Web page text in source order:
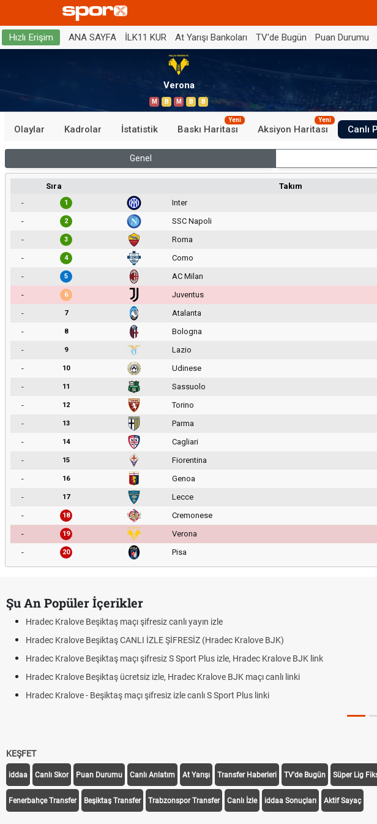
Hızlı Erişim ANA SAYFA İLK11 KUR At Yarışı Bankoları TV'de Bugün Puan Durumu
Verona
M B M B B
Olaylar Kadrolar İstatistik Baskı Haritası
Yeni
Aksiyon Haritası
Yeni
Canlı
Genel
Sıra Takım
-
1 Inter
-
2 SSC Napoli
-
3 Roma
-
4 Como
-
5 AC Milan
-
6 Juventus
-
7 Atalanta
-
8 Bologna
-
9 Lazio
-
10 Udinese
-
11 Sassuolo
-
12 Torino
-
13 Parma
-
14 Cagliari
-
15 Fiorentina
-
16 Genoa
-
17 Lecce
-
18 Cremonese
-
19 Verona
-
20 Pisa
Şu An Popüler İçerikler
Hradec Kralove Beşiktaş maçı şifresiz canlı yayın izle
Hradec Kralove Beşiktaş CANLI İZLE ŞİFRESİZ (Hradec Kralove BJK)
Hradec Kralove Beşiktaş maçı şifresiz S Sport Plus izle, Hradec Kralove BJK link
Hradec Kralove Beşiktaş ücretsiz izle, Hradec Kralove BJK maçı canlı linki
Hradec Kralove - Beşiktaş maçı şifresiz izle canlı S Sport Plus linki
KEŞFET
iddaa Canlı Skor Puan Durumu Canlı Anlatım At Yarışı Transfer Haberleri TV'de Bugün Süper Lig
Fenerbahçe Transfer Beşiktaş Transfer Trabzonspor Transfer Canlı İzle iddaa Sonuçları Aktif Sayaç